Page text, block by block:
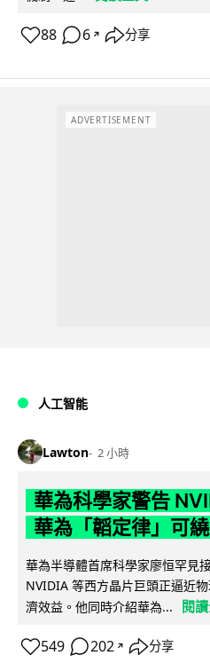
88 6 ↗ 分享
ADVERTISEMENT
人工智能
Lawton 2 小時
華為科學家警告
華為「韜定律」可
華為半導體首席科學家廖恒罕見
NVIDIA 等西方晶片巨頭正逼近
濟效益。他同時介紹華為...
閱
549 202 ↗ 分享